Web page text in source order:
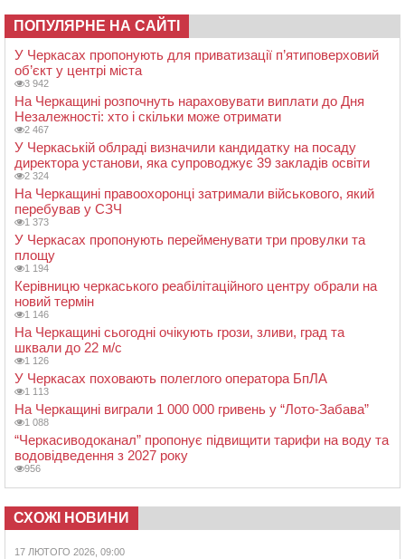
ПОПУЛЯРНЕ НА САЙТІ
У Черкасах пропонують для приватизації п’ятиповерховий
об’єкт у центрі міста
3 942
На Черкащині розпочнуть нараховувати виплати до Дня
Незалежності: хто і скільки може отримати
2 467
У Черкаській облраді визначили кандидатку на посаду
директора установи, яка супроводжує 39 закладів освіти
2 324
На Черкащині правоохоронці затримали військового, який
перебував у СЗЧ
1 373
У Черкасах пропонують перейменувати три провулки та
площу
1 194
Керівницю черкаського реабілітаційного центру обрали на
новий термін
1 146
На Черкащині сьогодні очікують грози, зливи, град та
шквали до 22 м/с
1 126
У Черкасах поховають полеглого оператора БпЛА
1 113
На Черкащині виграли 1 000 000 гривень у “Лото-Забава”
1 088
“Черкасиводоканал” пропонує підвищити тарифи на воду та
водовідведення з 2027 року
956
СХОЖІ НОВИНИ
17 ЛЮТОГО 2026, 09:00